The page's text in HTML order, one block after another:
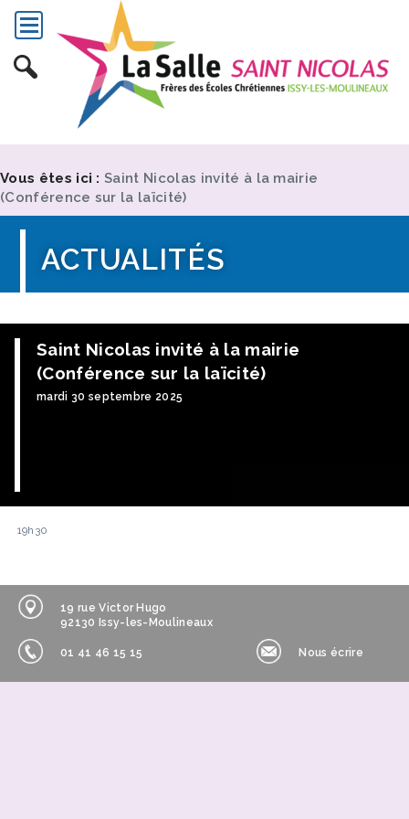
Vous êtes ici : Saint Nicolas invité à la mairie
(Conférence sur la laïcité)
ACTUALITÉS
Saint Nicolas invité à la mairie
(Conférence sur la laïcité)
mardi 30 septembre 2025
19h30
19 rue Victor Hugo
92130 Issy-les-Moulineaux
01 41 46 15 15 Nous écrire